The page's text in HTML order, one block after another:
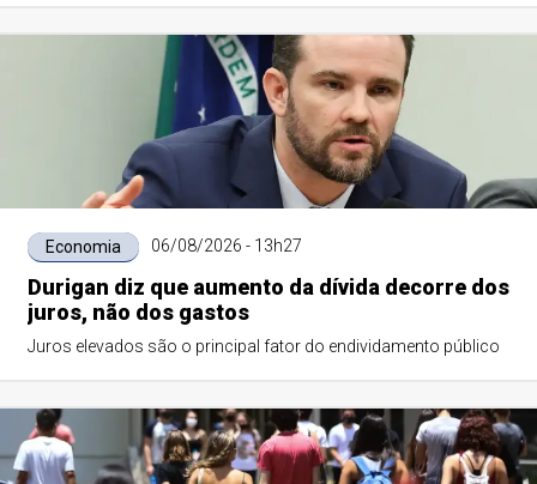
Economia 06/08/2026 - 13h27
Durigan diz que aumento da dívida decorre dos
juros, não dos gastos
Juros elevados são o principal fator do endividamento público